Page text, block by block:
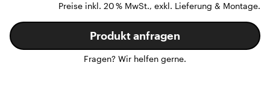
Preise inkl. 20 % MwSt., exkl. Lieferung & Montage.
Produkt anfragen
Fragen? Wir helfen gerne.